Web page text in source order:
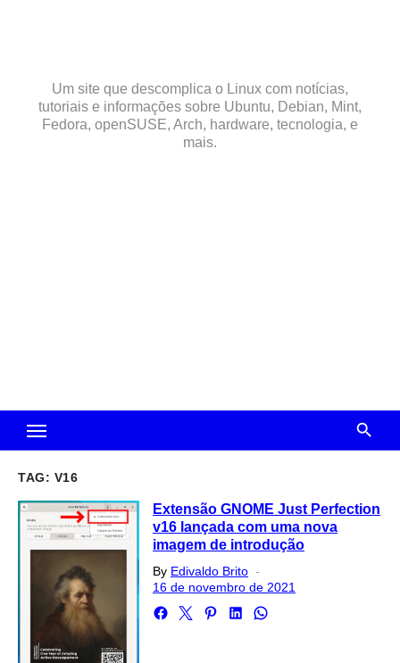
Um site que descomplica o Linux com notícias,
tutoriais e informações sobre Ubuntu, Debian, Mint,
Fedora, openSUSE, Arch, hardware, tecnologia, e
mais.
TAG: V16
Extensão GNOME Just Perfection
v16 lançada com uma nova
imagem de introdução
By Edivaldo Brito
on
16 de novembro de 2021